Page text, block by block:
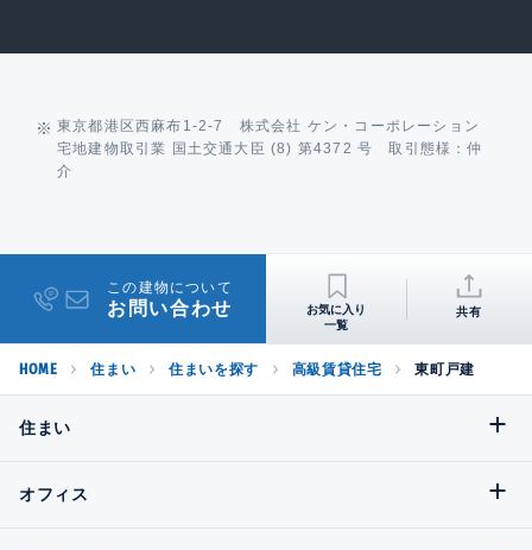
東京都港区西麻布1-2-7 株式会社 ケン・コーポレーション
宅地建物取引業 国土交通大臣 (8) 第4372 号 取引態様：仲
介
この建物について
お問い合わせ 共有
HOME 住まい 住まいを探す 高級賃貸住宅 東町戸建
住まい
オフィス